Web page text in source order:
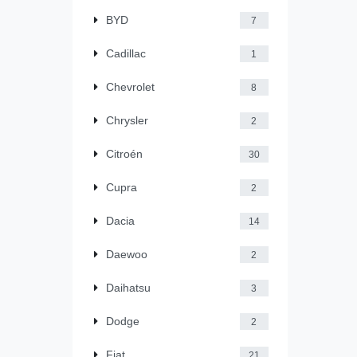
BYD 7
Cadillac 1
Chevrolet 8
Chrysler 2
Citroén 30
Cupra 2
Dacia 14
Daewoo 2
Daihatsu 3
Dodge 2